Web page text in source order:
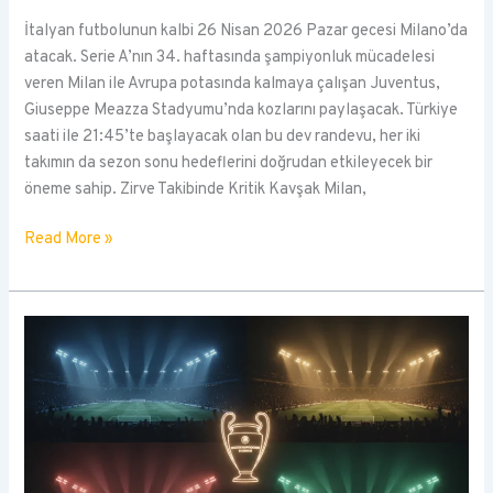
İtalyan futbolunun kalbi 26 Nisan 2026 Pazar gecesi Milano’da
atacak. Serie A’nın 34. haftasında şampiyonluk mücadelesi
veren Milan ile Avrupa potasında kalmaya çalışan Juventus,
Giuseppe Meazza Stadyumu’nda kozlarını paylaşacak. Türkiye
saati ile 21:45’te başlayacak olan bu dev randevu, her iki
takımın da sezon sonu hedeflerini doğrudan etkileyecek bir
öneme sahip. Zirve Takibinde Kritik Kavşak Milan,
İtalya’da
Düellosu:
Milan
Juventus
Karşı
Karşıya
Read More »